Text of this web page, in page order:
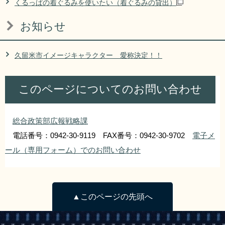
くるっぱの着ぐるみを使いたい（着ぐるみの貸出）
お知らせ
久留米市イメージキャラクター 愛称決定！！
このページについてのお問い合わせ
総合政策部広報戦略課
電話番号：0942-30-9119 FAX番号：0942-30-9702 電子メ
ール（専用フォーム）でのお問い合わせ
▲このページの先頭へ